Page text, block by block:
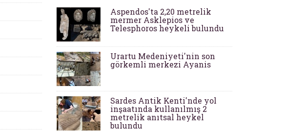
Aspendos'ta 2,20 metrelik
mermer Asklepios ve
Telesphoros heykeli bulundu
Urartu Medeniyeti'nin son
görkemli merkezi Ayanis
Sardes Antik Kenti'nde yol
inşaatında kullanılmış 2
metrelik anıtsal heykel
bulundu